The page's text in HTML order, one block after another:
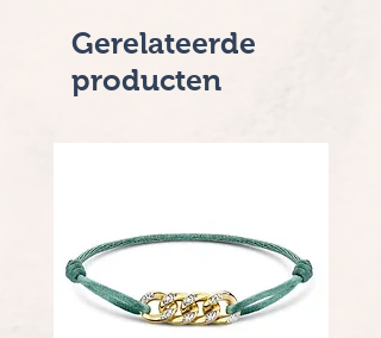
Diameter: 2,6 mm
Levertijd: 2-5 werkdagen
Gerelateerde
producten